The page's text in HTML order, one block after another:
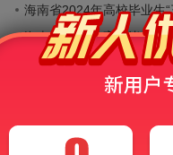
海南省2024年高校毕业生
海南省2023年高校毕业生
2023海南屯昌县面向“三
海南省2022年高校毕业生
2019年海南三支一扶招募